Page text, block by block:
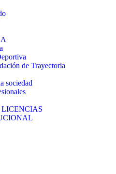
de Trayectoria
sociedad